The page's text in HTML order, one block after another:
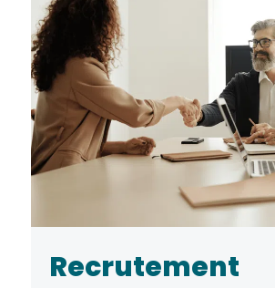
Recrutement